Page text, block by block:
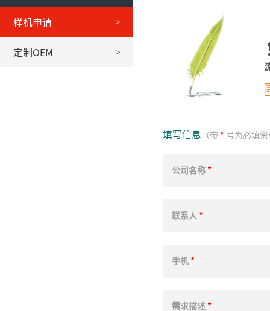
样机申请 >
定制OEM >
填写信息 （带 * 号为必填资
公司名称 *
联系人 *
手机 *
需求描述 *